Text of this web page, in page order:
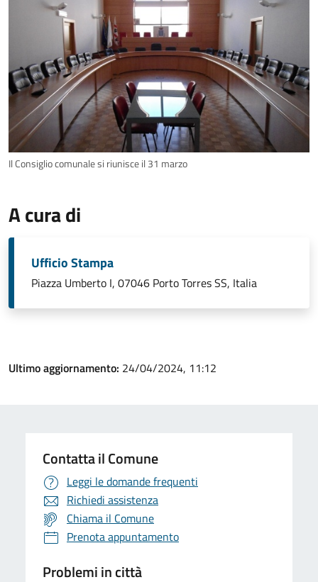
Il Consiglio comunale si riunisce il 31 marzo
A cura di
Ufficio Stampa
Piazza Umberto I, 07046 Porto Torres SS, Italia
Ultimo aggiornamento: 24/04/2024, 11:12
Contatta il Comune
Leggi le domande frequenti
Richiedi assistenza
Chiama il Comune
Prenota appuntamento
Problemi in città